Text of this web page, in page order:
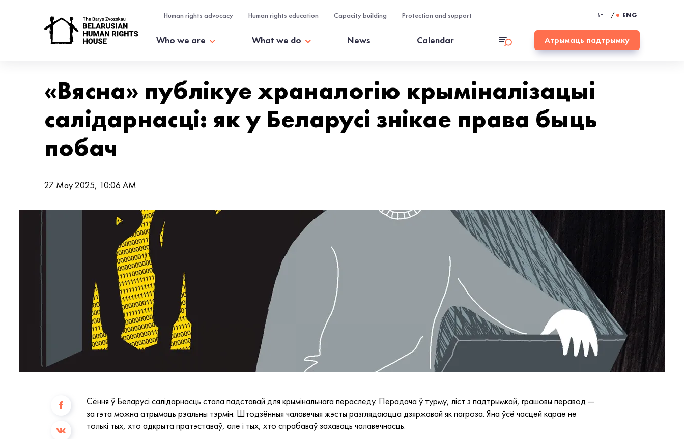
Human rights advocacy Human rights education Capacity building Protection and support BEL / ENG
Who we are What we do News Calendar Атрымаць падтрымку
«Вясна» публікуе храналогію крыміналізацыі
салідарнасці: як у Беларусі знікае права быць
побач
27 May 2025, 10:06 AM
Сёння ў Беларусі салідарнасць стала падставай для крымінальнага пераследу. Перадача ў турму, ліст з падтрымкай, грашовы перавод —
за гэта можна атрымаць рэальны тэрмін. Штодзённыя чалавечыя жэсты разглядаюцца дзяржавай як пагроза. Яна ўсё часцей карае не
толькі тых, хто адкрыта пратэставаў, але і тых, хто спрабаваў захаваць чалавечнасць.